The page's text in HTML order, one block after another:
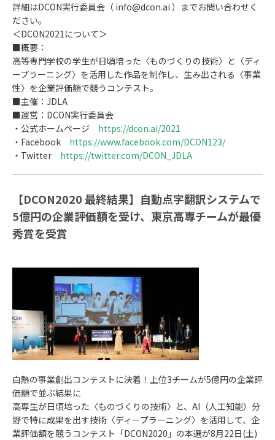
詳細はDCON実行委員会（ info@dcon.ai ）までお問い合わせく
ださい。
＜DCON2021について＞
■概要：
高等専門学校の学生が日頃培った〈ものづくりの技術〉と〈ディ
ープラーニング〉を活用した作品を制作し、生み出される〈事業
性〉を企業評価額で競うコンテスト。
■主催：JDLA
■運営：DCON実行委員会
・公式ホームページ https://dcon.ai/2021
・Facebook https://www.facebook.com/DCON123/
・Twitter https://twitter.com/DCON_JDLA
【DCON2020 最終結果】自動点字翻訳システムで
5億円の企業評価額を受け、東京高専チームが最優
秀賞を受賞
白熱の事業創出コンテストに決着！上位3チームが5億円の企業評
価額で並ぶ結果に
高専生が日頃培った〈ものづくりの技術〉と、AI（人工知能）分
野で特に成果を出す技術〈ディープラーニング〉を活用して、企
業評価額を競うコンテスト「DCON2020」の本選が8月22日(土)